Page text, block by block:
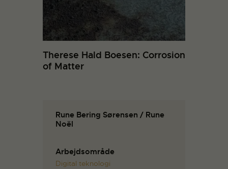
Therese Hald Boesen: Corrosion
of Matter
Rune Bering Sørensen / Rune
Noël
Arbejdsområde
Digital teknologi